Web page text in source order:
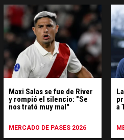
Maxi Salas se fue de River
y rompió el silencio: "Se
nos trató muy mal"
MERCADO DE PASES 2026
a